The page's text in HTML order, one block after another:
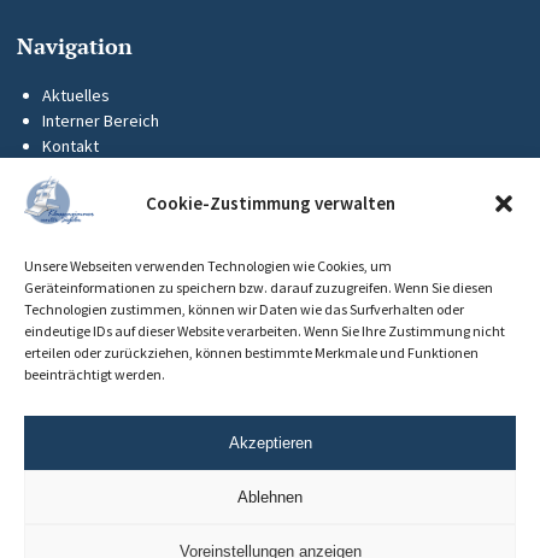
Cookie-Zustimmung verwalten
Unsere Webseiten verwenden Technologien wie Cookies, um
Geräteinformationen zu speichern bzw. darauf zuzugreifen. Wenn Sie diesen
Technologien zustimmen, können wir Daten wie das Surfverhalten oder
eindeutige IDs auf dieser Website verarbeiten. Wenn Sie Ihre Zustimmung nicht
erteilen oder zurückziehen, können bestimmte Merkmale und Funktionen
beeinträchtigt werden.
Akzeptieren
Ablehnen
Voreinstellungen anzeigen
Navigation
Aktuelles
Interner Bereich
Kontakt
Impressum
Datenschutz
Cookie-Richtlinie (EU)